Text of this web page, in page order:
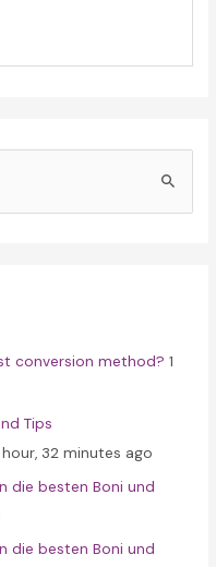
conversion method? 1
Tips
hour, 32 minutes ago
die besten Boni und
die besten Boni und